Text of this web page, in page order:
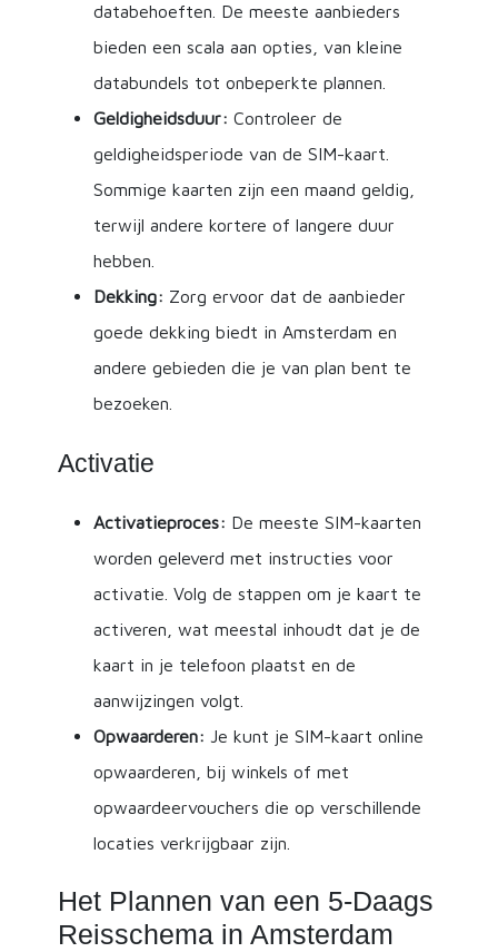
databehoeften. De meeste aanbieders
bieden een scala aan opties, van kleine
databundels tot onbeperkte plannen.
Geldigheidsduur: Controleer de
geldigheidsperiode van de SIM-kaart.
Sommige kaarten zijn een maand geldig,
terwijl andere kortere of langere duur
hebben.
Dekking: Zorg ervoor dat de aanbieder
goede dekking biedt in Amsterdam en
andere gebieden die je van plan bent te
bezoeken.
Activatie
Activatieproces: De meeste SIM-kaarten
worden geleverd met instructies voor
activatie. Volg de stappen om je kaart te
activeren, wat meestal inhoudt dat je de
kaart in je telefoon plaatst en de
aanwijzingen volgt.
Opwaarderen: Je kunt je SIM-kaart online
opwaarderen, bij winkels of met
opwaardeervouchers die op verschillende
locaties verkrijgbaar zijn.
Het Plannen van een 5-Daags
Reisschema in Amsterdam